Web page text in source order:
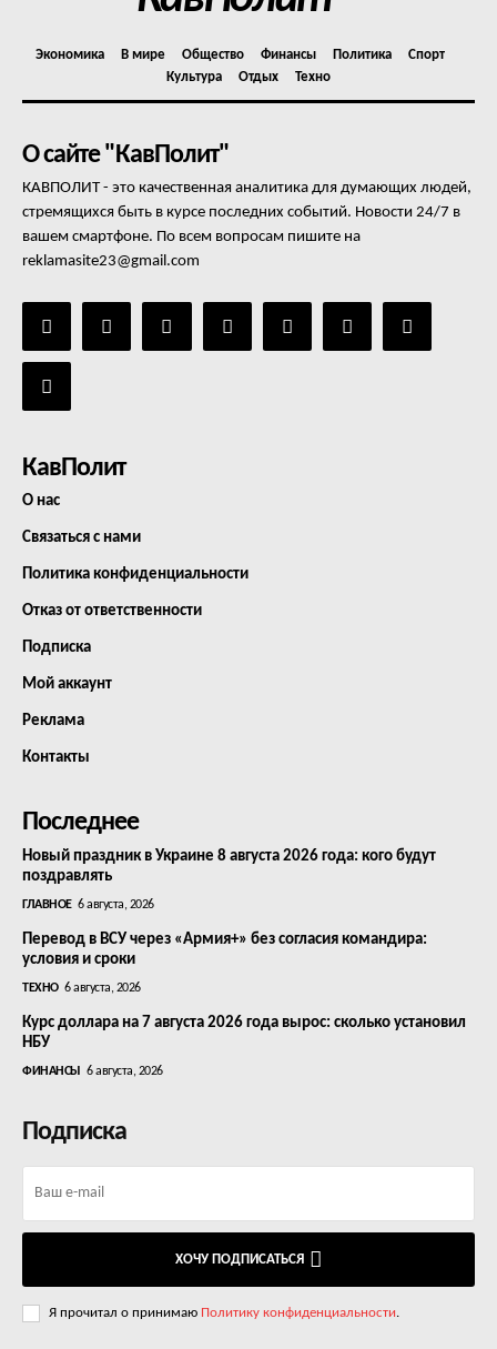
Экономика В мире Общество Финансы Политика
Спорт
Культура
Отдых Техно
О сайте "КавПолит"
КАВПОЛИТ - это качественная аналитика для думающих людей,
стремящихся быть в курсе последних событий. Новости 24/7 в
вашем смартфоне. По всем вопросам пишите на
reklamasite23@gmail.com
КавПолит
О нас
Связаться с нами
Политика конфиденциальности
Отказ от ответственности
Подписка
Мой аккаунт
Реклама
Контакты
Последнее
Новый праздник в Украине 8 августа 2026 года: кого будут
поздравлять
ГЛАВНОЕ 6 августа, 2026
Перевод в ВСУ через «Армия+» без согласия командира:
условия и сроки
ТЕХНО 6 августа, 2026
Курс доллара на 7 августа 2026 года вырос: сколько установил
НБУ
ФИНАНСЫ 6 августа, 2026
Подписка
ХОЧУ ПОДПИСАТЬСЯ
Я прочитал о принимаю Политику конфиденциальности.